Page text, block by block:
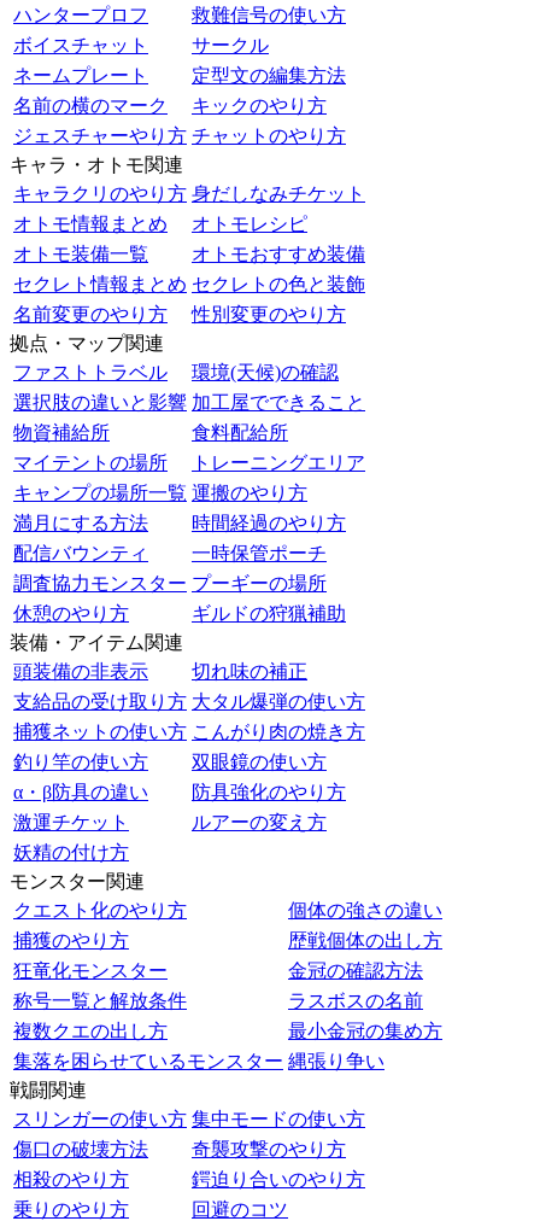
ハンタープロフ
救難信号の使い方
ボイスチャット
サークル
ネームプレート
定型文の編集方法
名前の横のマーク
キックのやり方
ジェスチャーやり方 チャットのやり方
キャラ・オトモ関連
キャラクリのやり方 身だしなみチケット
オトモ情報まとめ
オトモレシピ
オトモ装備一覧
オトモおすすめ装備
セクレト情報まとめ セクレトの色と装飾
名前変更のやり方
性別変更のやり方
拠点・マップ関連
ファストトラベル
環境(天候)の確認
選択肢の違いと影響 加工屋でできること
物資補給所
食料配給所
マイテントの場所
トレーニングエリア
キャンプの場所一覧 運搬のやり方
満月にする方法
時間経過のやり方
配信バウンティ
一時保管ポーチ
調査協力モンスター プーギーの場所
休憩のやり方
ギルドの狩猟補助
装備・アイテム関連
頭装備の非表示
切れ味の補正
支給品の受け取り方 大タル爆弾の使い方
捕獲ネットの使い方 こんがり肉の焼き方
釣り竿の使い方
双眼鏡の使い方
α・β防具の違い
防具強化のやり方
激運チケット
ルアーの変え方
妖精の付け方
モンスター関連
クエスト化のやり方
個体の強さの違い
捕獲のやり方
歴戦個体の出し方
狂竜化モンスター
金冠の確認方法
称号一覧と解放条件
ラスボスの名前
複数クエの出し方
最小金冠の集め方
集落を困らせているモンスター 縄張り争い
戦闘関連
スリンガーの使い方 集中モードの使い方
傷口の破壊方法
奇襲攻撃のやり方
相殺のやり方
鍔迫り合いのやり方
乗りのやり方
回避のコツ